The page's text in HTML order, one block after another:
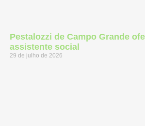
Pestalozzi de Campo Grande
assistente social
29 de julho de 2026